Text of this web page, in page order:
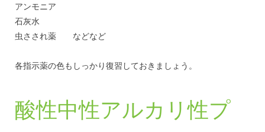
アンモニア
石灰水
虫さされ薬 などなど
各指示薬の色もしっかり復習しておきましょう。
酸性中性アルカリ性プ